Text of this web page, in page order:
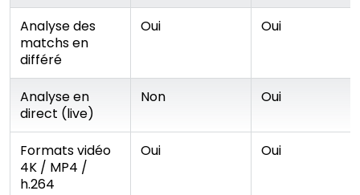
Analyse des
matchs en
différé
Oui Oui
Analyse en
direct (live)
Non Oui
Formats vidéo
4K / MP4 /
h.264
Oui Oui